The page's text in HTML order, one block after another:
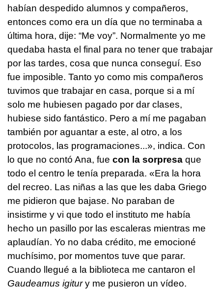
habían despedido alumnos y compañeros,
entonces como era un día que no terminaba a
última hora, dije: “Me voy”. Normalmente yo me
quedaba hasta el final para no tener que trabajar
por las tardes, cosa que nunca conseguí. Eso
fue imposible. Tanto yo como mis compañeros
tuvimos que trabajar en casa, porque si a mí
solo me hubiesen pagado por dar clases,
hubiese sido fantástico. Pero a mí me pagaban
también por aguantar a este, al otro, a los
protocolos, las programaciones...», indica. Con
lo que no contó Ana, fue con la sorpresa que
todo el centro le tenía preparada. «Era la hora
del recreo. Las niñas a las que les daba Griego
me pidieron que bajase. No paraban de
insistirme y vi que todo el instituto me había
hecho un pasillo por las escaleras mientras me
aplaudían. Yo no daba crédito, me emocioné
muchísimo, por momentos tuve que parar.
Cuando llegué a la biblioteca me cantaron el
Gaudeamus igitury me pusieron un vídeo.